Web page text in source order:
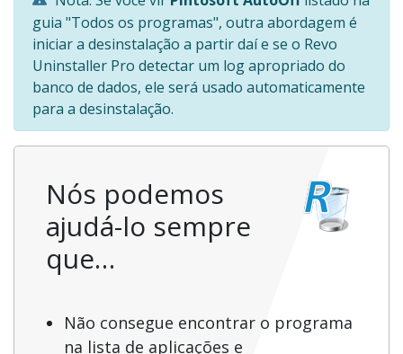
guia "Todos os programas", outra abordagem é
iniciar a desinstalação a partir daí e se o Revo
Uninstaller Pro detectar um log apropriado do
banco de dados, ele será usado automaticamente
para a desinstalação.
Nós podemos
ajudá-lo sempre
que…
Não consegue encontrar o programa
na lista de aplicações e